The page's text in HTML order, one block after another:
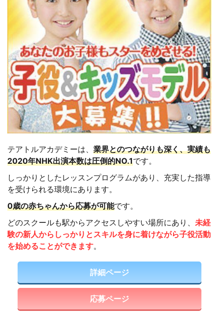
テアトルアカデミーは、 業界とのつながりも深く、実績も
2020年NHK出演本数は圧倒的NO.1です。
しっかりとしたレッスンプログラムがあり、充実した指導
を受けられる環境にあります。
0歳の赤ちゃんから応募が可能です。
どのスクールも駅からアクセスしやすい場所にあり、 未経
験の新人からしっかりとスキルを身に着けながら子役活動
を始めることができます。
詳細ページ
応募ページ